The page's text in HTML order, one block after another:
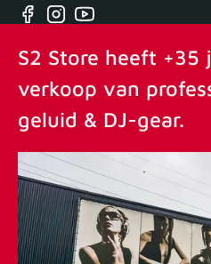
Facebook
Instagram
YouTube
S2 Store heeft +35
verkoop van
geluid & DJ-gear.